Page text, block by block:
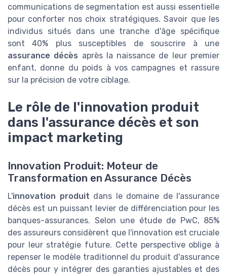
communications de segmentation est aussi essentielle
pour conforter nos choix stratégiques. Savoir que les
individus situés dans une tranche d'âge spécifique
sont 40% plus susceptibles de souscrire à une
assurance décès après la naissance de leur premier
enfant, donne du poids à vos campagnes et rassure
sur la précision de votre ciblage.
Le rôle de l'innovation produit
dans l'assurance décès et son
impact marketing
Innovation Produit: Moteur de
Transformation en Assurance Décès
L'innovation produit dans le domaine de l'assurance
décès est un puissant levier de différenciation pour les
banques-assurances. Selon une étude de PwC, 85%
des assureurs considèrent que l'innovation est cruciale
pour leur stratégie future. Cette perspective oblige à
repenser le modèle traditionnel du produit d'assurance
décès pour y intégrer des garanties ajustables et des